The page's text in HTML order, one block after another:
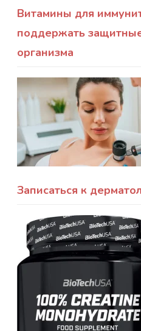
Витамины для
поддержать
организма
Записаться к